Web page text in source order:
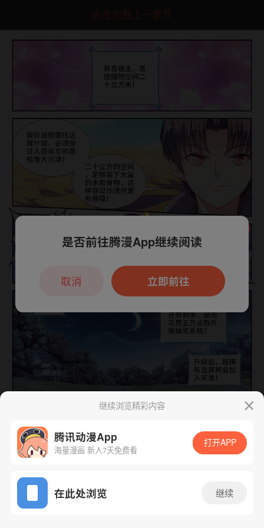
点击加载上一章节
App免费看
下一话 腾漫App免费看
继续浏览精彩内容
腾讯动漫App
海量漫画 新人7天免费看
打开APP
在此处浏览 继续
本章节仅支持App阅读，可打开App新用
户7天免费看
是否前往腾漫App继续阅读
立即前往
取消